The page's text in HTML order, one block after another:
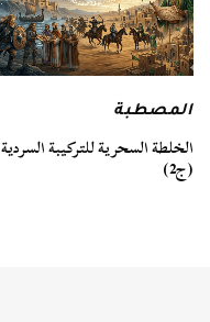
المصطبة
الخلطة السحرية للتركيبة السردية
(ج2)